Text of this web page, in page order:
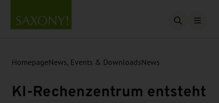
Open
HomepageNews, Events & DownloadsNews
KI-Rechenzentrum entsteht